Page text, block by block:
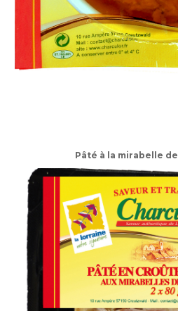
Pâté à la mirabelle